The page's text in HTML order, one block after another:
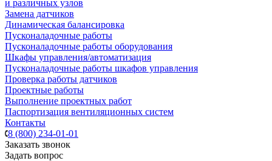
и различных узлов
Замена датчиков
Динамическая балансировка
Пусконаладочные работы
Пусконаладочные работы оборудования
Шкафы управления/автоматизация
Пусконаладочные работы шкафов управления
Проверка работы датчиков
Проектные работы
Выполнение проектных работ
Паспортизация вентиляционных систем
Контакты
8 (800) 234-01-01
Заказать звонок
Задать вопрос